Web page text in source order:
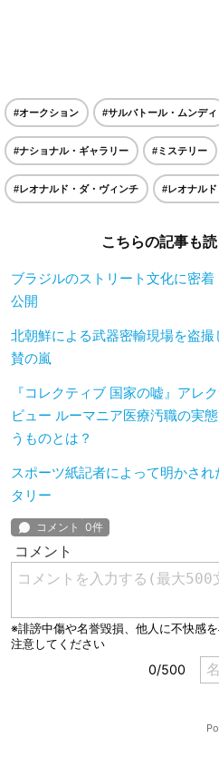
#オークション #サルバトール・ムンディ
#ナショナル・ギャラリー #ミステリー
#レオナルド・ダ・ヴィンチ #レオナル
こちらの記事も
ブラジルのストリート文化に密
公開
北朝鮮による武器密輸現場を盗撮
賛の嵐
『コレクティブ 国家の嘘』アレ
ビュー ルーマニア医療汚職の実
うものとは？
スポーツ紙記者によって明かさ
タリー